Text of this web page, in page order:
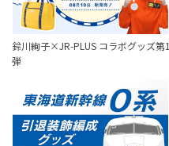
鈴川絢子×JR-PLUS コラボグッズ第1
弾